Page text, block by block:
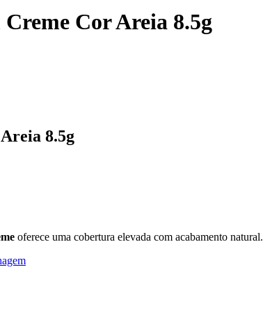
Cor Areia 8.5g
8.5g
oferece uma cobertura elevada com acabamento natural.